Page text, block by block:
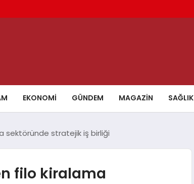
EKONOMI GÜNDEM MAGAZIN SAĞLIK
sektöründe stratejik iş birliği
filo kiralama